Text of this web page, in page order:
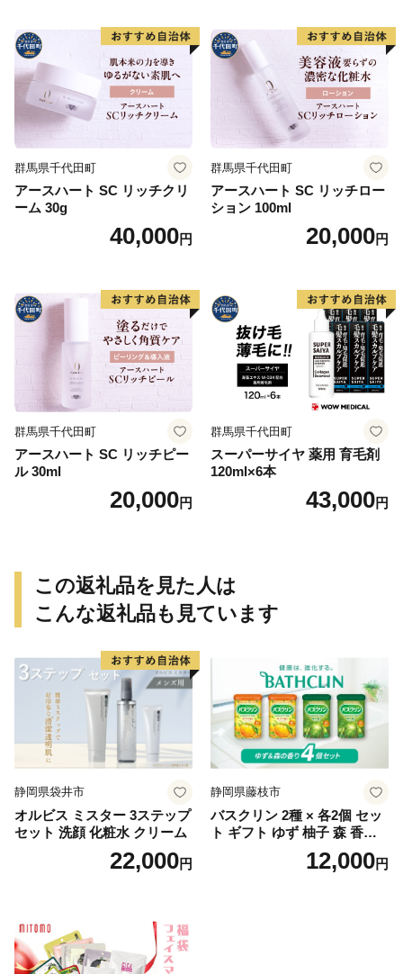
群馬県千代田町
アースハート SC リッチクリ
ーム 30g
40,000円
群馬県千代田町
アースハート SC リッチロー
ション 100ml
20,000円
群馬県千代田町
アースハート SC リッチピー
ル 30ml
20,000円
群馬県千代田町
スーパーサイヤ 薬用 育毛剤
120ml×6本
43,000円
この返礼品を見た人は
こんな返礼品も見ています
静岡県袋井市
オルビス ミスター 3ステップ
セット 洗顔 化粧水 クリーム
22,000円
静岡県藤枝市
バスクリン 2種 × 各2個 セッ
ト ギフト ゆず 柚子 森 香り
日用品 お風呂 バス用品 温活
アロマ 香り まとめ買い静岡
12,000円